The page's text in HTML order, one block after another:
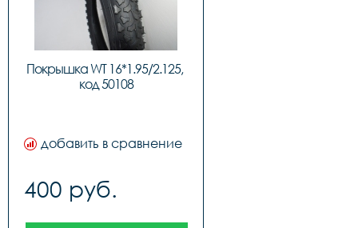
Покрышка WT 16*1.95/2.125,
код 50108
добавить в сравнение
400 руб.